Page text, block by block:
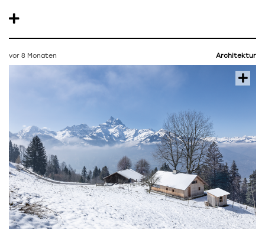
vor 8 Monaten Architektur